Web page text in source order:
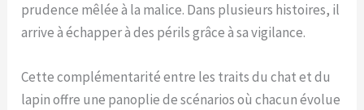
prudence mêlée à la malice. Dans plusieurs histoires, il
arrive à échapper à des périls grâce à sa vigilance.
Cette complémentarité entre les traits du chat et du
lapin offre une panoplie de scénarios où chacun évolue